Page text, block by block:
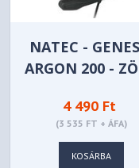
NATEC -
ARGON 200 -
4 490 Ft
(3 535 FT + ÁFA)
KOSÁRBA